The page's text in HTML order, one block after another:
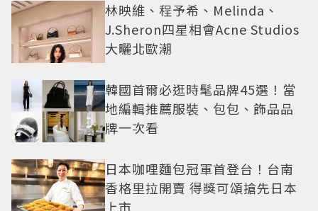
林映維、程予希、Melinda、
J.Sheron四星相會Acne Studios
大曬北歐潮
韓國首爾必逛時髦品牌45選！當
地編輯推薦服裝、包包、飾品品
牌一次看
日本咖哩麵包冠軍首登台！台南
香格里拉開賣 得獎可頌搶先日本
上市